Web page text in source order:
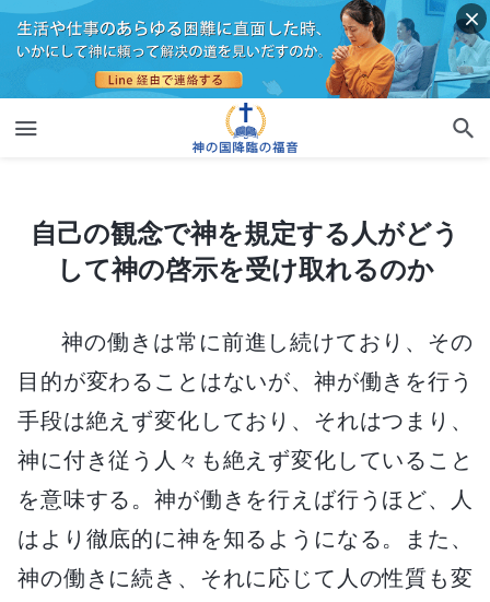
自己の観念で神を規定する人がどう
して神の啓示を受け取れるのか
神の働きは常に前進し続けており、その
目的が変わることはないが、神が働きを行う
手段は絶えず変化しており、それはつまり、
神に付き従う人々も絶えず変化していること
を意味する。神が働きを行えば行うほど、人
はより徹底的に神を知るようになる。また、
神の働きに続き、それに応じて人の性質も変